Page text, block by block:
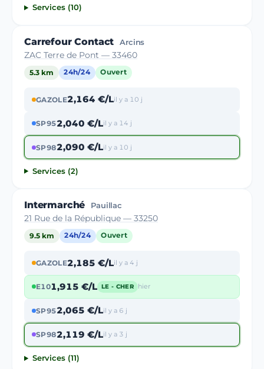
Services (10)
Carrefour Contact Arcins
ZAC Terre de Pont — 33460
5.3 km 24h/24 Ouvert
GAZOLE2,164 €/Lil y a 10 j
SP952,040 €/Lil y a 14 j
SP982,090 €/Lil y a 10 j
Services (2)
Intermarché Pauillac
21 Rue de la République — 33250
9.5 km 24h/24 Ouvert
GAZOLE2,185 €/Lil y a 4 j
E101,915 €/L LE - CHER hier
SP952,065 €/Lil y a 6 j
SP982,119 €/Lil y a 3 j
Services (11)